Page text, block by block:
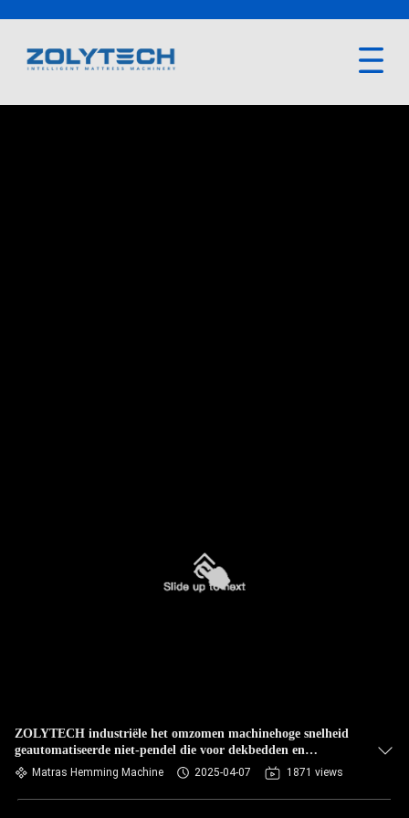
ZOLYTECH industriële het omzomen machinehoge snelheid
geautomatiseerde niet-pendel die voor dekbedden en
dekbedden werken 312mm stitc
Matras Hemming Machine 2025-04-07 1871 views